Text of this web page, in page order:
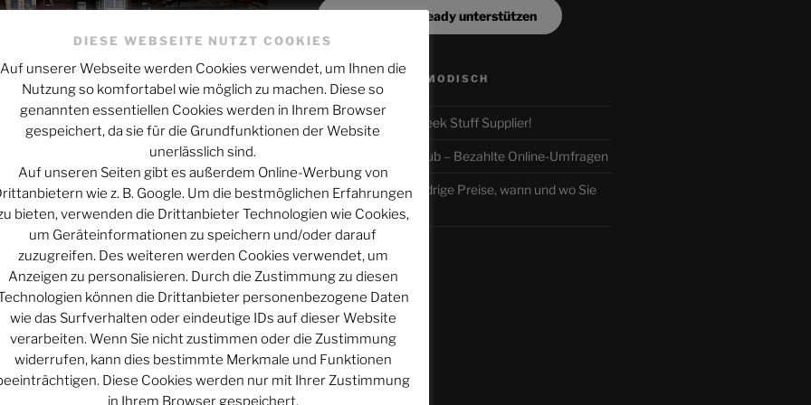
Untergekommen sind sie im
vorgestellt werden soll.
von YouTube anzuzeigen.
Projekt via Steady unterstützen
WERBUNG – ALTMODISCH
GetDigital – Your Geek Stuff Supplier!
Der Entscheider-Club – Bezahlte Online-Umfragen
AMAZON.de – Niedrige Preise, wann und wo Sie
wollen!
DIESE WEBSEITE NUTZT COOKIES
Auf unserer Webseite werden Cookies verwendet, um Ihnen die
Nutzung so komfortabel wie möglich zu machen. Diese so
genannten essentiellen Cookies werden in Ihrem Browser
gespeichert, da sie für die Grundfunktionen der Website
unerlässlich sind.
Auf unseren Seiten gibt es außerdem Online-Werbung von
wie z. B. Google. Um die bestmöglichen Erfahrungen
bieten, verwenden die Drittanbieter Technologien wie Cookies,
um Geräteinformationen zu speichern und/oder darauf
zuzugreifen. Des weiteren werden Cookies verwendet, um
Anzeigen zu personalisieren. Durch die Zustimmung zu diesen
können die Drittanbieter personenbezogene Daten
wie das Surfverhalten oder eindeutige IDs auf dieser Website
verarbeiten. Wenn Sie nicht zustimmen oder die Zustimmung
widerrufen, kann dies bestimmte Merkmale und Funktionen
Diese Cookies werden nur mit Ihrer Zustimmung